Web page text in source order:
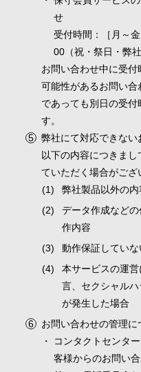
せ
受付時間：［月～
00（祝・祭日・弊
お問い合わせ中に受
可能性があるお問い
であっても別日の受
す。
弊社にて対応できな
以下の内容につきま
ていただく場合がござ
弊社製品以外の内
データ作成など
作内容
動作保証してい
本サービスの運
言、セクシャル
が発生した場合
お問い合わせの管理に
コンタクトセンタ
客様からのお問い